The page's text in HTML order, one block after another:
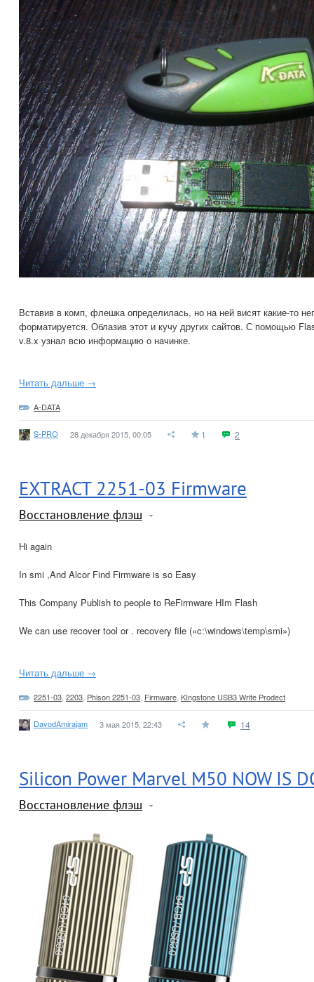
Вставив в комп, флешка определилась, но на ней висят какие-то
форматируется. Облазив этот и кучу других сайтов. С помощью
v.8.x узнал всю информацию о начинке.
Читать дальше →
A-DATA
S-PRO 28 декабря 2015, 00:05 1 2
EXTRACT 2251-03 Firmware
Восстановление флэш
Hi again
In smi ,And Alcor Find Firmware is so Easy
This Company Publish to people to ReFirmware HIm Flash
We can use recover tool or . recovery file («c:\windows\temp\smi»)
Читать дальше →
2251-03 2203 Phison 2251-03 Firmware KIngstone USB3 Write Prodect
DavodAmirajam 3 мая 2015, 22:43 14
Silicon Power Marvel M50 NOW IS
Восстановление флэш